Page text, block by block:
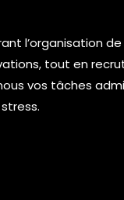
l’organisation
tout en
vos tâches